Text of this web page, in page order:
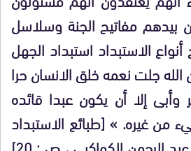
بيدهم مفاتيح الجنة وسلاسل
الاستبداد استبداد الجهل
جلت نعمه خلق الانسان حرا
إلا أن يكون عبدا قائده
من غيره. » [طبائع الاستبداد